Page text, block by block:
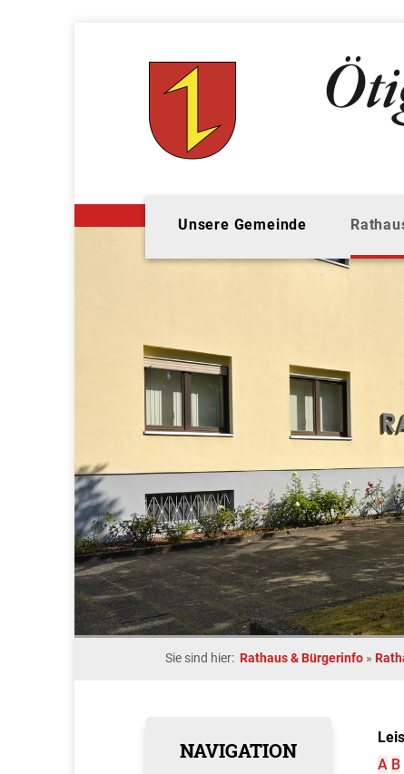
Unsere Gemeinde
Sie sind hier: Rathaus & Bürgerinfo »
NAVIGATION
A B